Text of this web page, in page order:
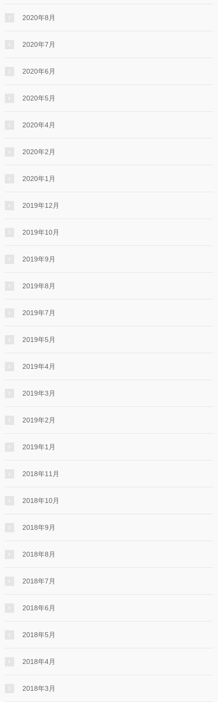
2020年8月
2020年7月
2020年6月
2020年5月
2020年4月
2020年2月
2020年1月
2019年12月
2019年10月
2019年9月
2019年8月
2019年7月
2019年5月
2019年4月
2019年3月
2019年2月
2019年1月
2018年11月
2018年10月
2018年9月
2018年8月
2018年7月
2018年6月
2018年5月
2018年4月
2018年3月